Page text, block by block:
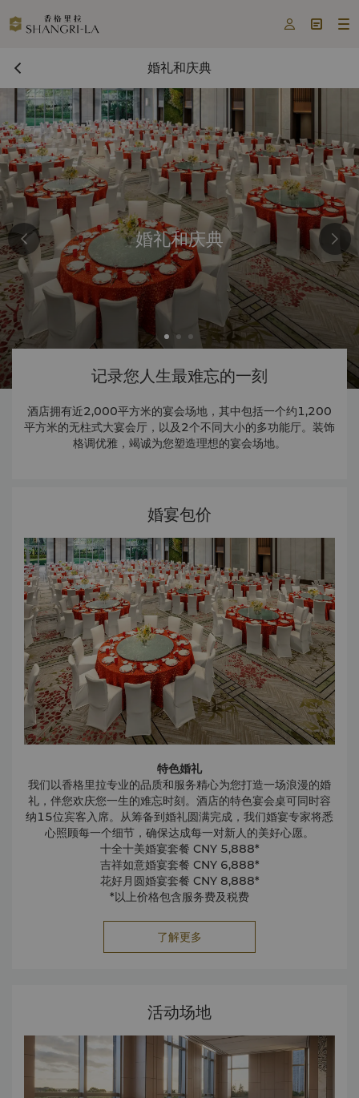
  
婚礼和庆典
婚礼和庆典
记录您人生最难忘的一刻
酒店拥有近2,000平方米的宴会场地，其中包括一个约1,200
平方米的无柱式大宴会厅，以及2个不同大小的多功能厅。装饰
格调优雅，竭诚为您塑造理想的宴会场地。
婚宴包价
特色婚礼
我们以香格里拉专业的品质和服务精心为您打造一场浪漫的婚
礼，伴您欢庆您一生的难忘时刻。酒店的特色宴会桌可同时容
纳15位宾客入席。从筹备到婚礼圆满完成，我们婚宴专家将悉
心照顾每一个细节，确保达成每一对新人的美好心愿。
十全十美婚宴套餐 CNY 5,888*
吉祥如意婚宴套餐 CNY 6,888*
花好月圆婚宴套餐 CNY 8,888*
*以上价格包含服务费及税费
了解更多
活动场地